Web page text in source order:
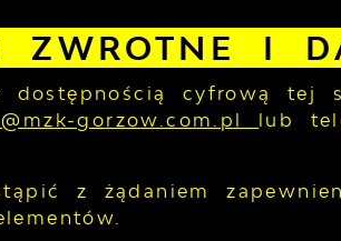
ZWROTNE I
dostępnością cyfrową tej
gorzow.com.pl lub
z żądaniem